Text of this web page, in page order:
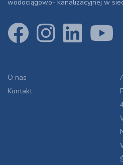
wodociągowo- kanalizacyjnej w
O nas
Kontakt